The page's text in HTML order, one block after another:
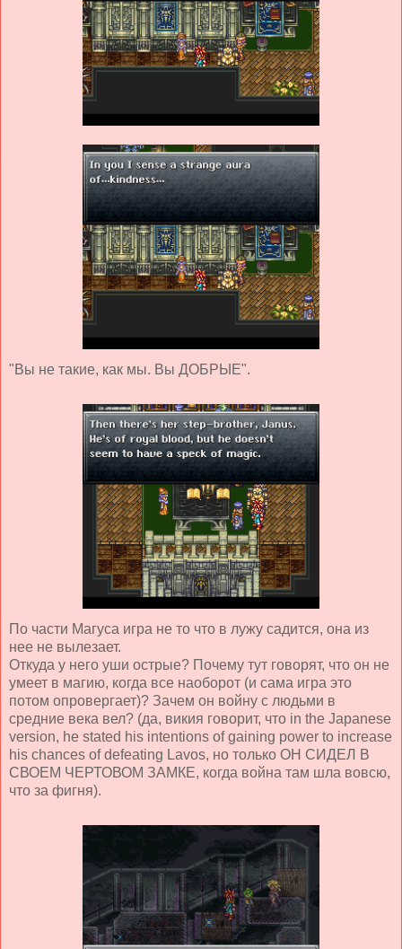
"Вы не такие, как мы. Вы ДОБРЫЕ".
По части Магуса игра не то что в лужу садится, она из
нее не вылезает.
Откуда у него уши острые? Почему тут говорят, что он не
умеет в магию, когда все наоборот (и сама игра это
потом опровергает)? Зачем он войну с людьми в
средние века вел? (да, викия говорит, что in the Japanese
version, he stated his intentions of gaining power to increase
his chances of defeating Lavos, но только ОН СИДЕЛ В
СВОЕМ ЧЕРТОВОМ ЗАМКЕ, когда война там шла вовсю,
что за фигня).